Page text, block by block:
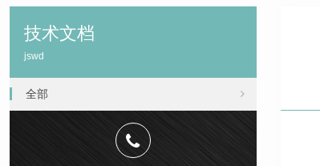
技术文档
jswd
全部